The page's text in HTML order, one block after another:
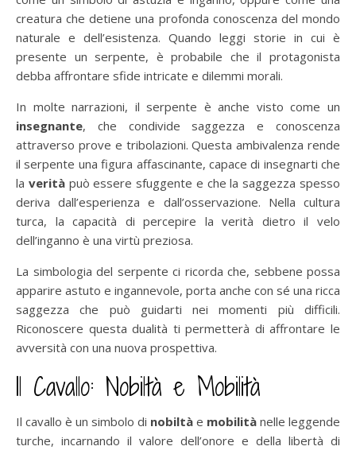
creatura che detiene una profonda conoscenza del mondo
naturale e dell’esistenza. Quando leggi storie in cui è
presente un serpente, è probabile che il protagonista
debba affrontare sfide intricate e dilemmi morali.
In molte narrazioni, il serpente è anche visto come un
insegnante, che condivide saggezza e conoscenza
attraverso prove e tribolazioni. Questa ambivalenza rende
il serpente una figura affascinante, capace di insegnarti che
la veritàpuò essere sfuggente e che la saggezza spesso
deriva dall’esperienza e dall’osservazione. Nella cultura
turca, la capacità di percepire la verità dietro il velo
dell’inganno è una virtù preziosa.
La simbologia del serpente ci ricorda che, sebbene possa
apparire astuto e ingannevole, porta anche con sé una ricca
saggezza che può guidarti nei momenti più difficili.
Riconoscere questa dualità ti permetterà di affrontare le
avversità con una nuova prospettiva.
Il Cavallo: Nobiltà e Mobilità
Il cavallo è un simbolo di nobiltà e mobilità nelle leggende
turche, incarnando il valore dell’onore e della libertà di